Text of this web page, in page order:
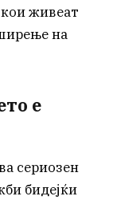
живеат
на
е
сериозен
бидејќи